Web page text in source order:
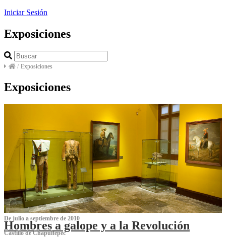
Iniciar Sesión
Exposiciones
/ Exposiciones
Exposiciones
De julio a septiembre de 2010
Hombres a galope y a la Revolución
Castillo de Chapultepec